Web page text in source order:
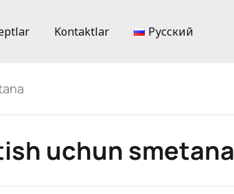
Kontaktlar Русский
uchun smetana